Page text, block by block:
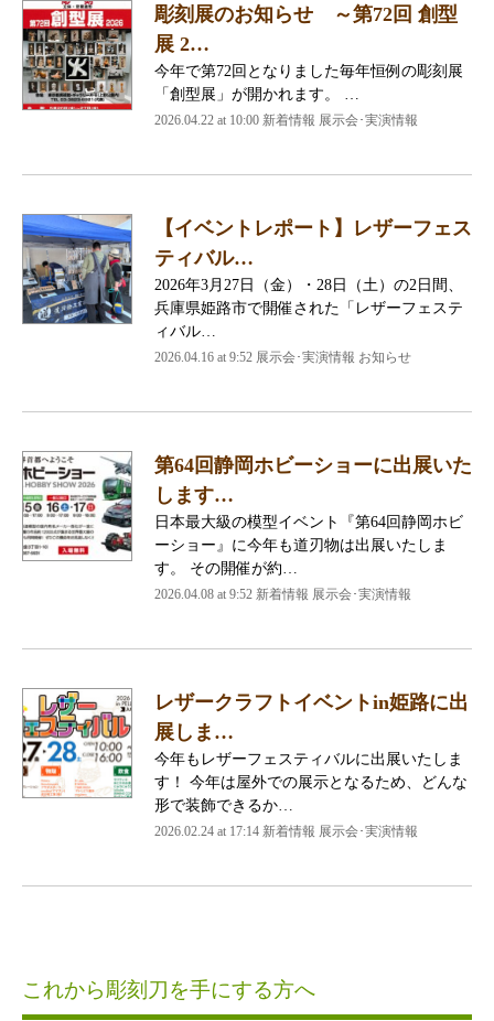
彫刻展のお知らせ ～第72回 創型
展 2…
今年で第72回となりました毎年恒例の彫刻展
「創型展」が開かれます。 …
2026.04.22 at 10:00 新着情報 展示会･実演情報
【イベントレポート】レザーフェス
ティバル…
2026年3月27日（金）・28日（土）の2日間、
兵庫県姫路市で開催された「レザーフェステ
ィバル…
2026.04.16 at 9:52 展示会･実演情報 お知らせ
第64回静岡ホビーショーに出展いた
します…
日本最大級の模型イベント『第64回静岡ホビ
ーショー』に今年も道刃物は出展いたしま
す。 その開催が約…
2026.04.08 at 9:52 新着情報 展示会･実演情報
レザークラフトイベントin姫路に出
展しま…
今年もレザーフェスティバルに出展いたしま
す！ 今年は屋外での展示となるため、どんな
形で装飾できるか…
2026.02.24 at 17:14 新着情報 展示会･実演情報
これから彫刻刀を手にする方へ